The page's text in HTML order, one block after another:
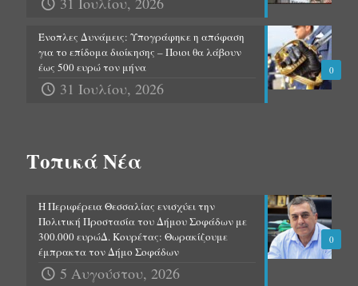
0
Ένοπλες Δυνάμεις: Υπογράφηκε η απόφαση
για το επίδομα διοίκησης – Ποιοι θα λάβουν
έως 500 ευρώ τον μήνα
31 Ιουλίου, 2026
Τοπικά Νέα
0
Η Περιφέρεια Θεσσαλίας ενισχύει την
Πολιτική Προστασία του Δήμου Σοφάδων με
300.000 ευρώΔ. Κουρέτας: Θωρακίζουμε
έμπρακτα τον Δήμο Σοφάδων
5 Αυγούστου, 2026